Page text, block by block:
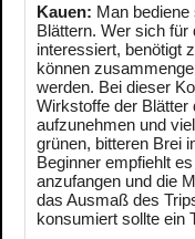
Kauen: Man
Blättern. Wer sich
interessiert, benötigt
können
werden. Bei dieser
Wirkstoffe der Blätter
aufzunehmen und
grünen, bitteren Brei
Beginner empfiehlt
anzufangen und die
das Ausmaß des
konsumiert sollte ein